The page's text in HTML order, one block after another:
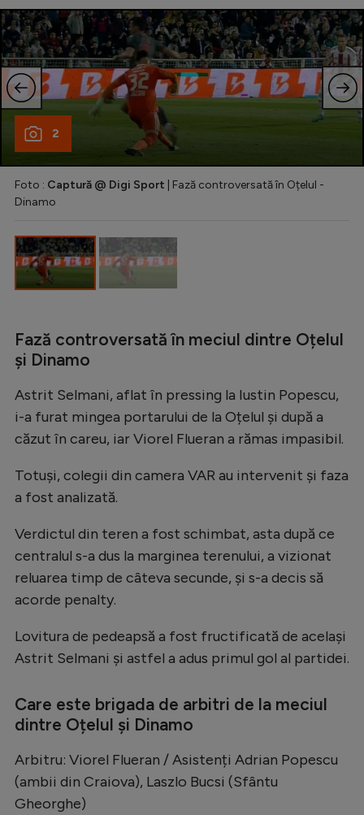
Campionate
Starurile fotbalului
EURO 2024
Stranieri
Clasamente
Handbal
Natație
Gimnastică
Rugby
Ciclism
JO 2024
Intră în cont
Creează cont
2
Foto : Captură @ Digi Sport | Fază controversată în Oțelul -
Dinamo
Fază controversată în meciul dintre Oțelul
și Dinamo
Astrit Selmani, aflat în pressing la Iustin Popescu,
i-a furat mingea portarului de la Oțelul și după a
căzut în careu, iar Viorel Flueran a rămas impasibil.
Totuși, colegii din camera VAR au intervenit și faza
a fost analizată.
Verdictul din teren a fost schimbat, asta după ce
centralul s-a dus la marginea terenului, a vizionat
reluarea timp de câteva secunde, și s-a decis să
acorde penalty.
Lovitura de pedeapsă a fost fructificată de același
Astrit Selmani și astfel a adus primul gol al partidei.
Care este brigada de arbitri de la meciul
dintre Oțelul și Dinamo
Arbitru: Viorel Flueran / Asistenți Adrian Popescu
(ambii din Craiova), Laszlo Bucsi (Sfântu
Gheorghe)